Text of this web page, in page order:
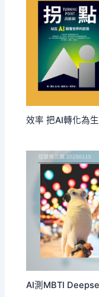
效率 把AI轉化為
AI測MBTI